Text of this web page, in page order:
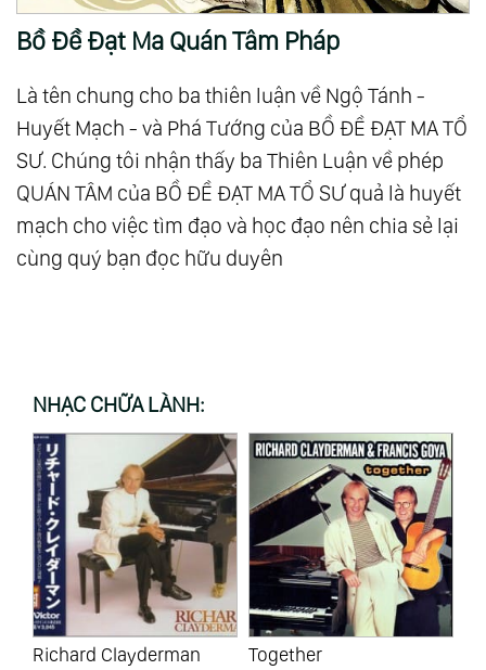
Bồ Đề Đạt Ma Quán Tâm Pháp
Là tên chung cho ba thiên luận về Ngộ Tánh -
Huyết Mạch - và Phá Tướng của BỒ ĐỀ ĐẠT MA TỔ
SƯ. Chúng tôi nhận thấy ba Thiên Luận về phép
QUÁN TÂM của BỒ ĐỀ ĐẠT MA TỔ SƯ quả là huyết
mạch cho việc tìm đạo và học đạo nên chia sẻ lại
cùng quý bạn đọc hữu duyên
NHẠC CHỮA LÀNH:
Richard Clayderman Together